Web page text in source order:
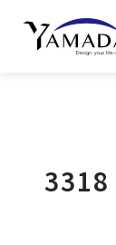
3318